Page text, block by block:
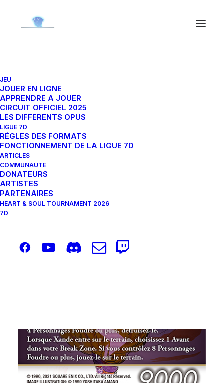
JEU
JOUER EN LIGNE
APPRENDRE A JOUER
CIRCUIT OFFICIEL 2025
LES DIFFERENTS OPUS
LIGUE 7D
RÉGLES DES FORMATS
FONCTIONNEMENT DE LA LIGUE 7D
ARTICLES
COMMUNAUTE
DONATEURS
ARTISTES
PARTENAIRES
HEART & SOUL TOURNAMENT 2026
7D
Xande 21-093L
5 mars 2024 | ByNed'